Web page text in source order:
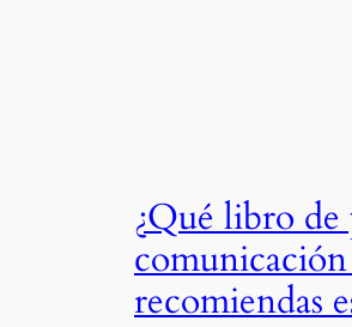
¿Qué libro
recomiendas